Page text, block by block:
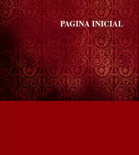
PAGINA INICIAL
CURSOS HA